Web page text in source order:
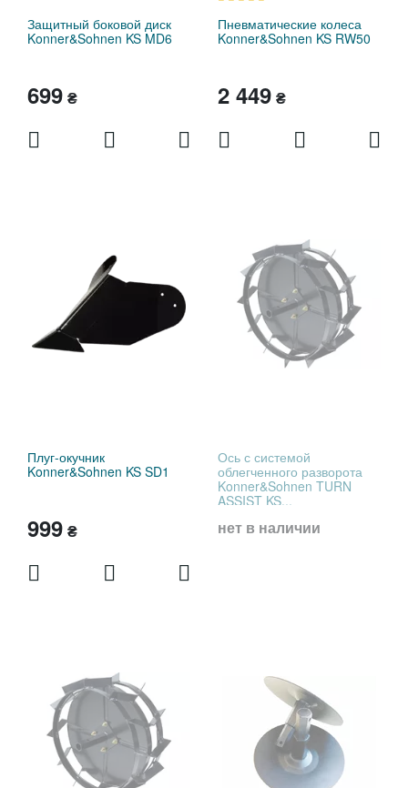
Защитный боковой диск
Konner&Sohnen KS MD6
699₴
Пневматические колеса
Konner&Sohnen KS RW50
2 449₴
Плуг-окучник
Konner&Sohnen KS SD1
999₴
Ось с системой
облегченного разворота
Konner&Sohnen TURN
ASSIST KS...
нет в наличии